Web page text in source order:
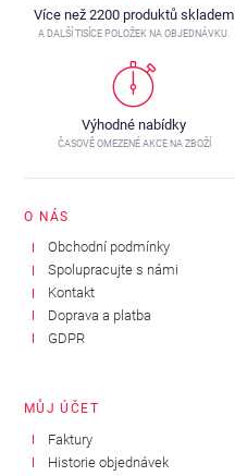
Více než 2200 produktů skladem
A DALŠÍ TISÍCE POLOŽEK NA OBJEDNÁVKU.
Výhodné nabídky
ČASOVĚ OMEZENÉ AKCE NA ZBOŽÍ
O NÁS
Obchodní podmínky
Spolupracujte s námi
Kontakt
Doprava a platba
GDPR
MŮJ ÚČET
Faktury
Historie objednávek